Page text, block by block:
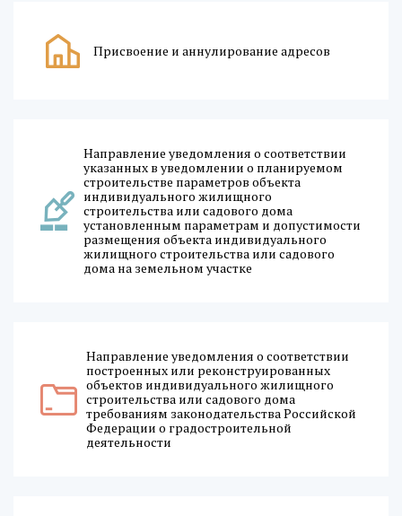
Присвоение и аннулирование адресов
Направление уведомления о соответствии
указанных в уведомлении о планируемом
строительстве параметров объекта
индивидуального жилищного
строительства или садового дома
установленным параметрам и допустимости
размещения объекта индивидуального
жилищного строительства или садового
дома на земельном участке
Направление уведомления о соответствии
построенных или реконструированных
объектов индивидуального жилищного
строительства или садового дома
требованиям законодательства Российской
Федерации о градостроительной
деятельности